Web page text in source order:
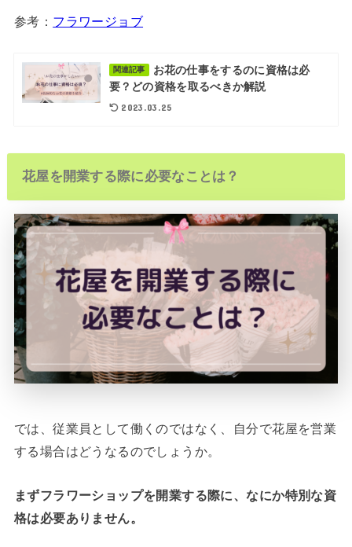
参考： フラワージョブ
関連記事
お花の仕事をするのに資格は必
要？どの資格を取るべきか解説
2023.03.25
花屋を開業する際に必要なことは？
では、従業員として働くのではなく、自分で花屋を営業
する場合はどうなるのでしょうか。
まずフラワーショップを開業する際に、なにか特別な資
格は必要ありません。